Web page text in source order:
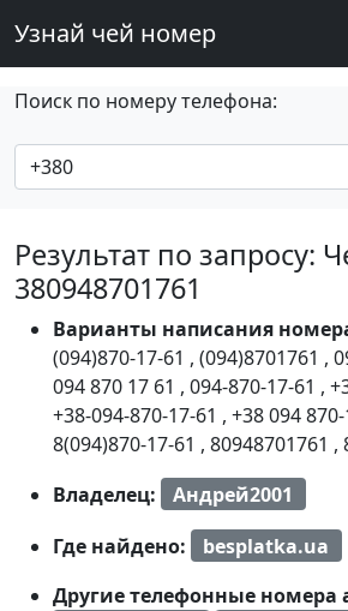
Узнай чей номер
Поиск по номеру телефона:
Результат по запросу:
380948701761
Варианты написания
(094)870-17-61 , (094)8701761 ,
094 870 17 61 , 094-870-17-61 ,
+38-094-870-17-61 , +38 094 870-
8(094)870-17-61 , 80948701761 ,
Владелец:
Андрей2001
Где найдено:
besplatka.ua
Другие телефонные номера